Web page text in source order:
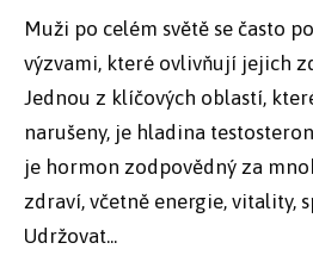
Muži po celém světě se často
výzvami, které ovlivňují jejich
Jednou z klíčových oblastí,
narušeny, je hladina
je hormon zodpovědný za
zdraví, včetně energie, vitality,
Udržovat...